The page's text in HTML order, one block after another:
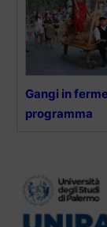
Gangi in
programma